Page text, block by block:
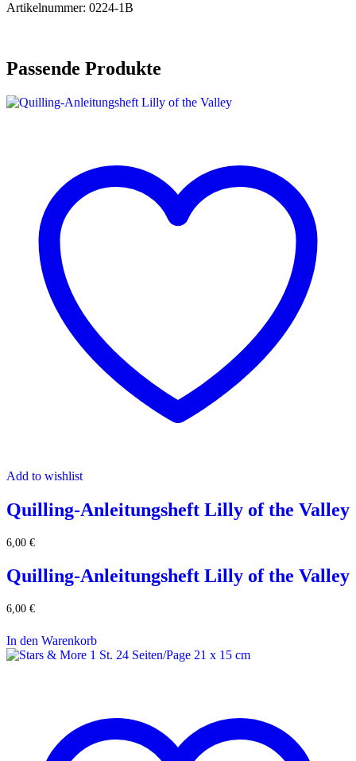
Artikelnummer: 0224-1B
Passende Produkte
Add to wishlist
Quilling-Anleitungsheft Lilly of the Valley
6,00 €
Quilling-Anleitungsheft Lilly of the Valley
6,00 €
In den Warenkorb